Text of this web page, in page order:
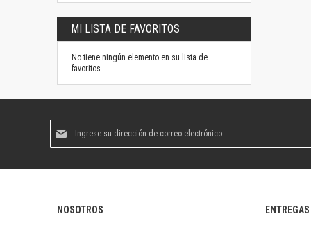
MI LISTA DE FAVORITOS
No tiene ningún elemento en su lista de
favoritos.
boletín
NOSOTROS ENTREGAS